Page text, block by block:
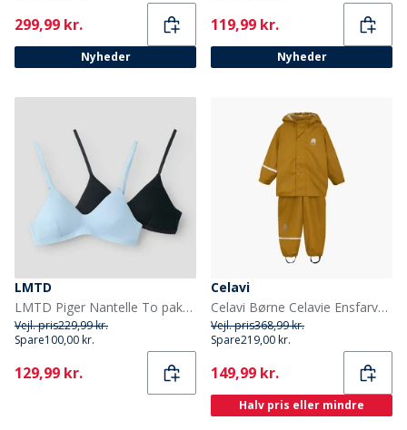
Current
299,99 kr.
Nyheder
Current
119,99 kr.
Nyheder
LMTD
LMTD Piger Nantelle To pakker Bralette Windsurfer
Vejl. pris229,99 kr.
Spare100,00 kr.
Current
129,99 kr.
Celavi
Celavi Børne Celavie Ensfarvet PU Basis Regntøjs Sæt Buckthorn Brown
Vejl. pris368,99 kr.
Spare219,00 kr.
Current
149,99 kr.
Halv pris eller mindre